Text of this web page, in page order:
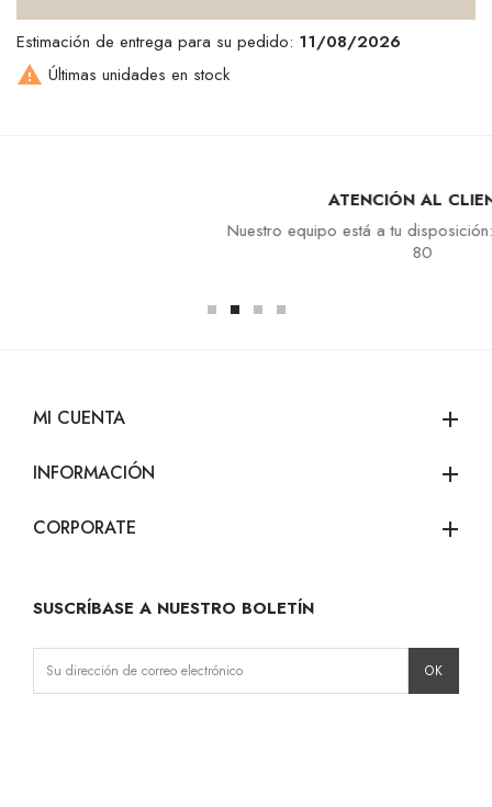
Estimación de entrega para su pedido: 11/08/2026
 Últimas unidades en stock
ATENCIÓN AL CLIENTE
Nuestro equipo está a tu disposición: +33 4 94 94 97
MI CUENTA add
INFORMACIÓN add
CORPORATE add
SUSCRÍBASE A NUESTRO BOLETÍN